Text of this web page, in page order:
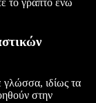
γλώσσα, ιδίως τα
στην